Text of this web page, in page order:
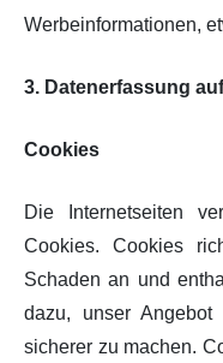
Werbeinformationen,
3. Datenerfassung
Cookies
Die Internetseiten
Cookies. Cookies
Schaden an und
dazu, unser Angebot
sicherer zu machen.